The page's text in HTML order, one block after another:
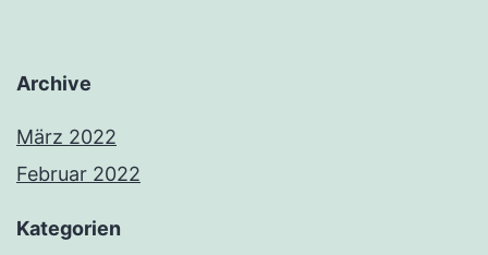
Archive
März 2022
Februar 2022
Kategorien